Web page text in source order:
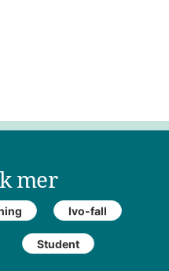
mer
Ivo-fall
Student